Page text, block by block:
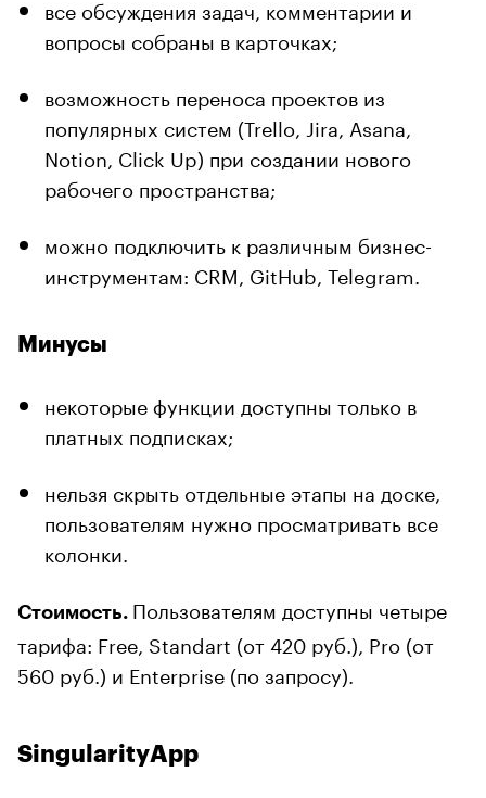
все обсуждения задач, комментарии и
вопросы собраны в карточках;
возможность переноса проектов из
популярных систем (Trello, Jira, Asana,
Notion, Click Up) при создании нового
рабочего пространства;
можно подключить к различным бизнес-
инструментам: CRM, GitHub, Telegram.
Минусы
некоторые функции доступны только в
платных подписках;
нельзя скрыть отдельные этапы на доске,
пользователям нужно просматривать все
колонки.
Стоимость. Пользователям доступны четыре
тарифа: Free, Standart (от 420 руб.), Pro (от
560 руб.) и Enterprise (по запросу).
SingularityApp